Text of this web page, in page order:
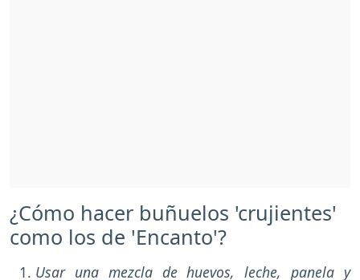
¿Cómo hacer buñuelos 'crujientes'
como los de 'Encanto'?
Usar una mezcla de huevos, leche, panela y